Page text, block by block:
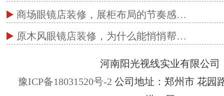
商场眼镜店装修，展柜布局的节奏感…
原木风眼镜店装修，为什么能悄悄帮…
河南阳光视线实业有限公司
豫ICP备18031520号-2 公司地址：郑州市 花园